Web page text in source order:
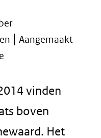
Aangemaakt
vinden
boven
Het